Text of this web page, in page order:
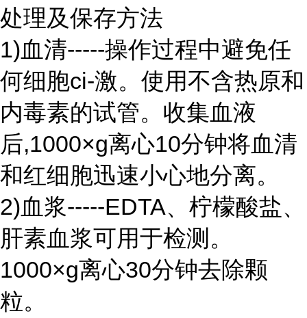
处理及保存方法
1)血清-----操作过程中避免任
何细胞ci-激。使用不含热原和
内毒素的试管。收集血液
后,1000×g离心10分钟将血清
和红细胞迅速小心地分离。
2)血浆-----EDTA、柠檬酸盐、
肝素血浆可用于检测。
1000×g离心30分钟去除颗
粒。